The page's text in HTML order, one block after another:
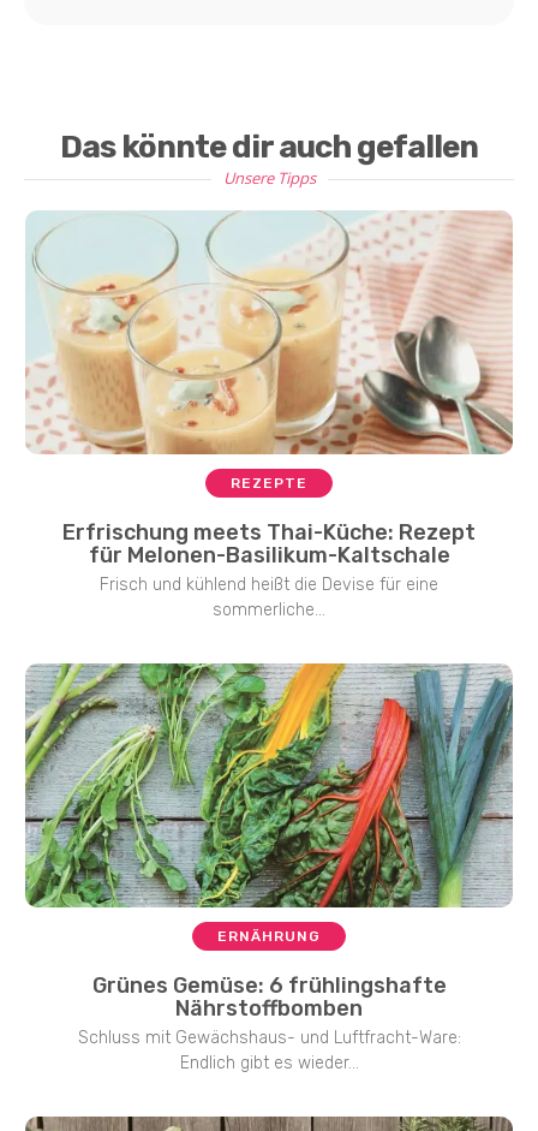
Das könnte dir auch gefallen
Unsere Tipps
REZEPTE
Erfrischung meets Thai-Küche: Rezept
für Melonen-Basilikum-Kaltschale
Frisch und kühlend heißt die Devise für eine
sommerliche...
ERNÄHRUNG
Grünes Gemüse: 6 frühlingshafte
Nährstoffbomben
Schluss mit Gewächshaus- und Luftfracht-Ware:
Endlich gibt es wieder...